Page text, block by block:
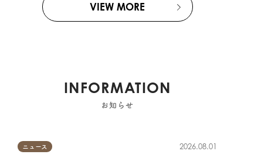
VIEW MORE
INFORMATION
お知らせ
ニュース 2026.08.01